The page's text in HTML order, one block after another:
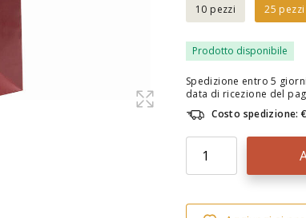
10 pezzi
25 pezzi
Prodotto disponibile
Spedizione entro 5
data di ricezione del
Costo spedizione: